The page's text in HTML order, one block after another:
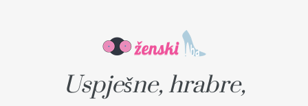
Uspješne, hrabre,